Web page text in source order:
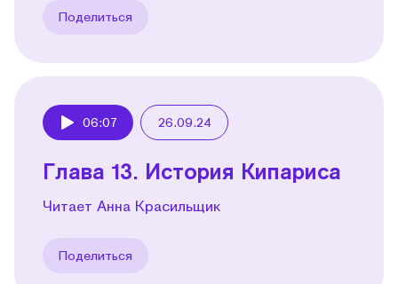
Поделиться
06:07 26.09.24
Глава 13. История Кипариса
Читает Анна Красильщик
Поделиться